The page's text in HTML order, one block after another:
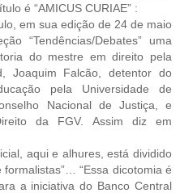
é “AMICUS CURIAE” :
em sua edição de 24 de maio
“Tendências/Debates” uma
do mestre em direito pela
Joaquim Falcão, detentor do
pela Universidade de
Nacional de Justiça, e
da FGV. Assim diz em
aqui e alhures, está dividido
“Essa dicotomia é
a iniciativa do Banco Central